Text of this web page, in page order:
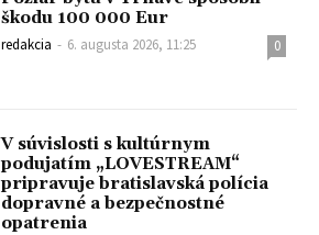
škodu 100 000 Eur
redakcia - 6. augusta 2026, 11:25 0
V súvislosti s kultúrnym
podujatím „LOVESTREAM“
pripravuje bratislavská polícia
dopravné a bezpečnostné
opatrenia